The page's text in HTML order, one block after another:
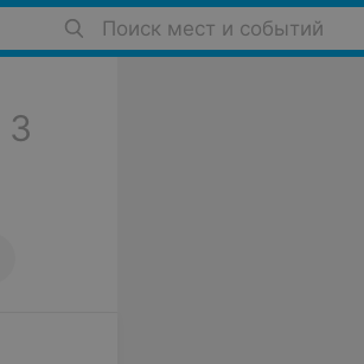
Поиск мест и событий
3